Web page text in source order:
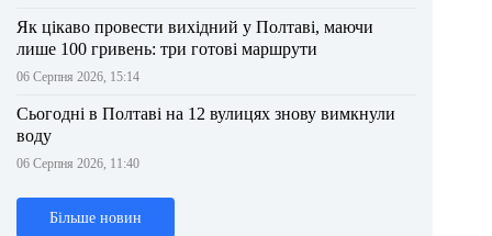
Як цікаво провести вихідний у Полтаві, маючи
лише 100 гривень: три готові маршрути
06 Серпня 2026, 15:14
Сьогодні в Полтаві на 12 вулицях знову вимкнули
воду
06 Серпня 2026, 11:40
Більше новин